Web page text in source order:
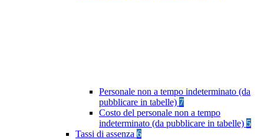
Personale non a tempo indeterminato (da
pubblicare in tabelle) 7
Costo del personale non a tempo
indeterminato (da pubblicare in tabelle) 5
Tassi di assenza 6